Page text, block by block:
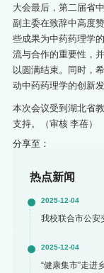
大会最后，第二届省
副主委在致辞中高度
些成果为中药药理学
流与合作的重要性，
以圆满结束。同时，
动中药药理学的创新
本次会议受到湖北省
支持。（审核 李蓓）
分享至：
热点新闻
2025-12-04
我校联合市公安
2025-12-04
“健康集市”走进